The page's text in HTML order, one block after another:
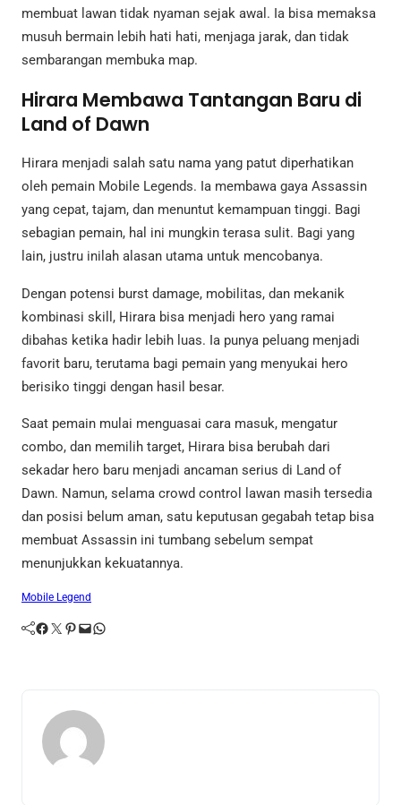
membuat lawan tidak nyaman sejak awal. Ia bisa memaksa
musuh bermain lebih hati hati, menjaga jarak, dan tidak
sembarangan membuka map.
Hirara Membawa Tantangan Baru di
Land of Dawn
Hirara menjadi salah satu nama yang patut diperhatikan
oleh pemain Mobile Legends. Ia membawa gaya Assassin
yang cepat, tajam, dan menuntut kemampuan tinggi. Bagi
sebagian pemain, hal ini mungkin terasa sulit. Bagi yang
lain, justru inilah alasan utama untuk mencobanya.
Dengan potensi burst damage, mobilitas, dan mekanik
kombinasi skill, Hirara bisa menjadi hero yang ramai
dibahas ketika hadir lebih luas. Ia punya peluang menjadi
favorit baru, terutama bagi pemain yang menyukai hero
berisiko tinggi dengan hasil besar.
Saat pemain mulai menguasai cara masuk, mengatur
combo, dan memilih target, Hirara bisa berubah dari
sekadar hero baru menjadi ancaman serius di Land of
Dawn. Namun, selama crowd control lawan masih tersedia
dan posisi belum aman, satu keputusan gegabah tetap bisa
membuat Assassin ini tumbang sebelum sempat
menunjukkan kekuatannya.
Mobile Legend
Facebook Twitter Pinterest Mail WhatsApp